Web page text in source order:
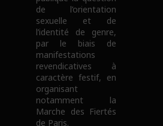
de l’orientation
sexuelle et de
l’identité de genre,
par le biais de
manifestations
revendicatives à
caractère festif, en
organisant
notamment la
Marche des Fiertés
de Paris.